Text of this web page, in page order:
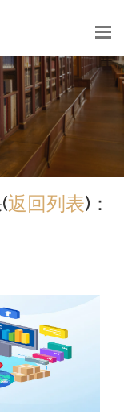
返回列表)：